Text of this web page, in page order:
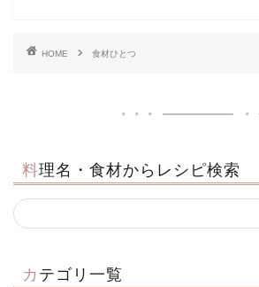
HOME 食材ひとつ
料理名・食材からレシピ検索
カテゴリ一覧